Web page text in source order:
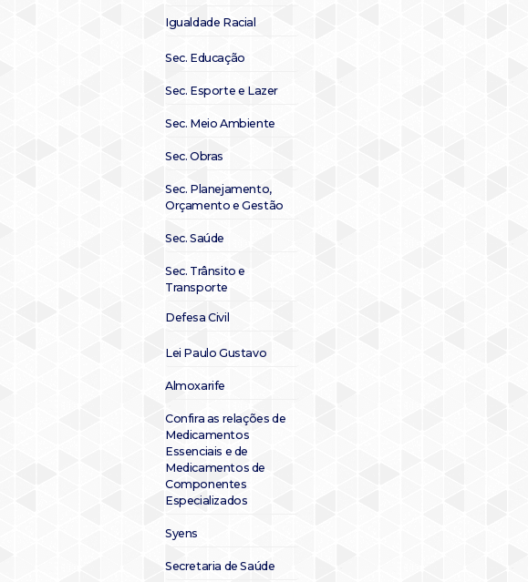
Igualdade Racial
Sec. Educação
Sec. Esporte e Lazer
Sec. Meio Ambiente
Sec. Obras
Sec. Planejamento,
Orçamento e Gestão
Sec. Saúde
Sec. Trânsito e
Transporte
Defesa Civil
Lei Paulo Gustavo
Almoxarife
Confira as relações de
Medicamentos
Essenciais e de
Medicamentos de
Componentes
Especializados
Syens
Secretaria de Saúde